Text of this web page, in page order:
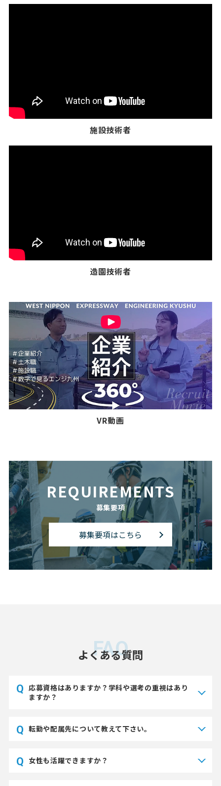
施設技術者
造園技術者
VR動画
REQUIREMENTS
募集要項
募集要項はこちら
FAQ
よくある質問
応募資格はありますか？学科や選考の重視はあり
ますか？
転勤や配属先について教えて下さい。
女性も活躍できますか？